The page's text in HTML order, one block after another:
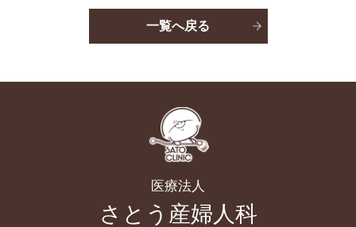
一覧へ戻る
医療法人
さとう産婦人科